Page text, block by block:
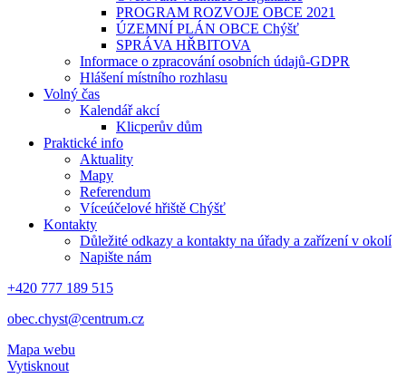
PROGRAM ROZVOJE OBCE 2021
ÚZEMNÍ PLÁN OBCE Chýšť
SPRÁVA HŘBITOVA
Informace o zpracování osobních údajů-GDPR
Hlášení místního rozhlasu
Volný čas
Kalendář akcí
Klicperův dům
Praktické info
Aktuality
Mapy
Referendum
Víceúčelové hřiště Chýšť
Kontakty
Důležité odkazy a kontakty na úřady a zařízení v okolí
Napište nám
+420 777 189 515
obec.chyst@centrum.cz
Mapa webu
Vytisknout